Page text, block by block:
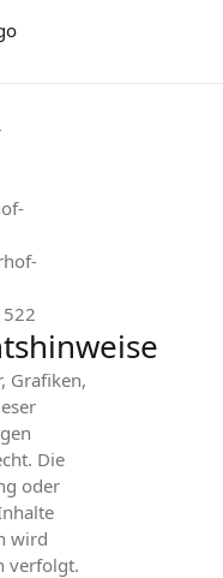
Grafiken,
Die
oder
wird
verfolgt.